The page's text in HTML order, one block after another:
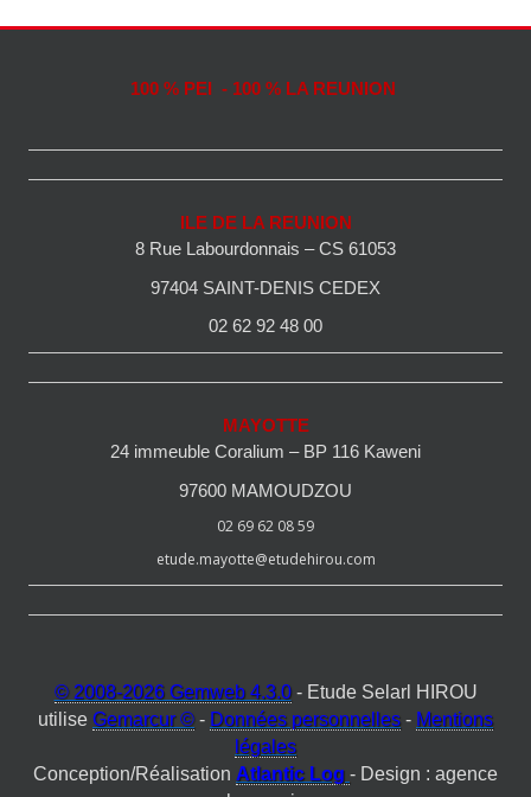
100 % PEI - 100 % LA REUNION
ILE DE LA REUNION
8 Rue Labourdonnais – CS 61053
97404 SAINT-DENIS CEDEX
02 62 92 48 00
MAYOTTE
24 immeuble Coralium – BP 116 Kaweni
97600 MAMOUDZOU
02 69 62 08 59
etude.mayotte@etudehirou.com
© 2008-2026 Gemweb 4.3.0- Etude Selarl HIROU
utilise Gemarcur © - Données personnelles - Mentions
légales
Conception/Réalisation Atlantic Log - Design : agence